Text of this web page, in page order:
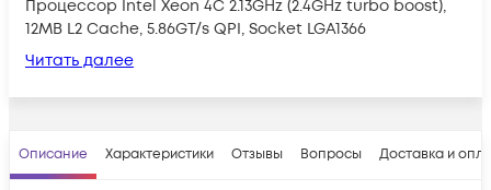
Процессор Intel Xeon 4C 2.13GHz (2.4GHz turbo boost),
12MB L2 Cache, 5.86GT/s QPI, Socket LGA1366
Читать далее
Описание Характеристики Отзывы Вопросы Доставка и